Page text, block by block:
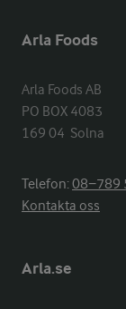
Arla Foods
Arla Foods AB
PO BOX 4083
169 04  Solna
Telefon:08−789
Kontakta oss
Arla.se